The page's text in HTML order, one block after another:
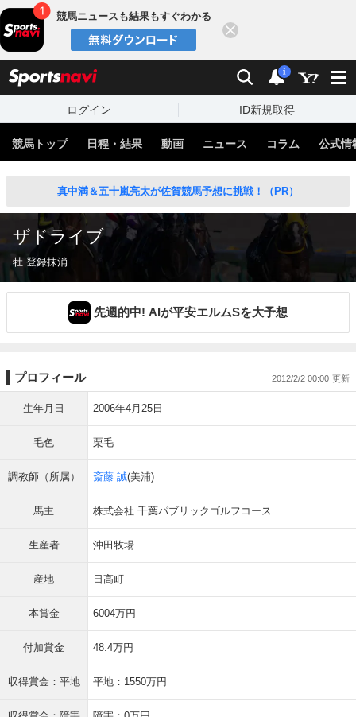
競馬ニュースも結果もすぐわかる
検索 通知
i
ログイン ID新規取得
競馬トップ 日程・結果 動画 ニュース コラム 公式情
真中満＆五十嵐亮太が佐賀競馬予想に挑戦！（PR）
ザドライブ
牡 登録抹消
先週的中! AIが平安エルムSを大予想
プロフィール 2012/2/2 00:00
生年月日 2006年4月25日
毛色 栗毛
調教師（所属） 斎藤 誠(美浦)
馬主 株式会社 千葉パブリックゴルフコース
生産者 沖田牧場
産地 日高町
本賞金 6004万円
付加賞金 48.4万円
収得賞金：平地 平地：1550万円